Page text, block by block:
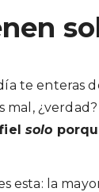
te enteras
mal,
solo
esta: la